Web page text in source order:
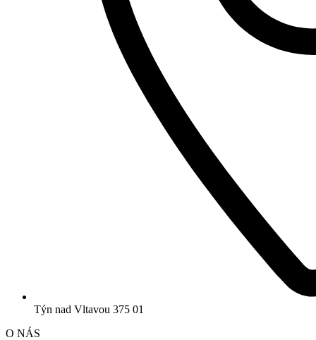
Týn nad Vltavou 375 01
O NÁS